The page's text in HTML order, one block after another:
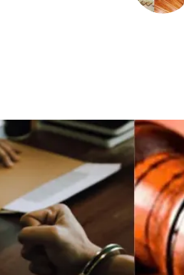
Kiralama
Servisleri
Kültür